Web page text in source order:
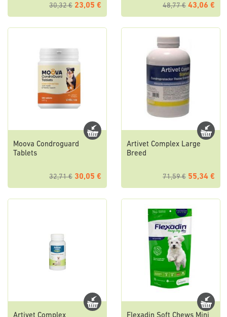
30,32 € 23,05 € 48,77 € 43,06 €
Moova Condroguard
Tablets
32,71 € 30,05 €
Artivet Complex Large
Breed
71,59 € 55,34 €